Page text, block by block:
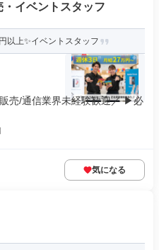
イベントスタッフ
以上✨イベントスタッフ
売/通信業界未経験歓迎／ ▶必
気になる